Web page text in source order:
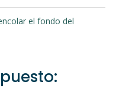
el fondo del